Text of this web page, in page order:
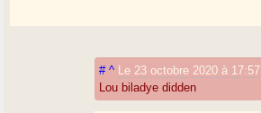
# ^ Le 23 octobre 2020 à 17:57
Lou biladye didden